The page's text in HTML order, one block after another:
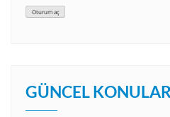
Oturum aç
GÜNCEL KONULAR